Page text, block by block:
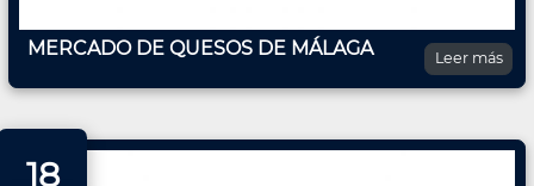
MERCADO DE QUESOS DE MÁLAGA Leer más
18